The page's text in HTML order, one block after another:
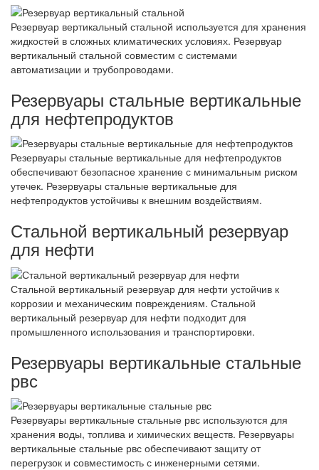
Резервуар вертикальный стальной используется для хранения
жидкостей в сложных климатических условиях. Резервуар
вертикальный стальной совместим с системами
автоматизации и трубопроводами.
Резервуары стальные вертикальные
для нефтепродуктов
Резервуары стальные вертикальные для нефтепродуктов
обеспечивают безопасное хранение с минимальным риском
утечек. Резервуары стальные вертикальные для
нефтепродуктов устойчивы к внешним воздействиям.
Стальной вертикальный резервуар
для нефти
Стальной вертикальный резервуар для нефти устойчив к
коррозии и механическим повреждениям. Стальной
вертикальный резервуар для нефти подходит для
промышленного использования и транспортировки.
Резервуары вертикальные стальные
рвс
Резервуары вертикальные стальные рвс используются для
хранения воды, топлива и химических веществ. Резервуары
вертикальные стальные рвс обеспечивают защиту от
перегрузок и совместимость с инженерными сетями.